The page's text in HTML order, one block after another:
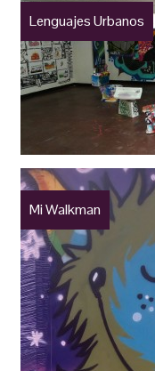
Lenguajes Urbanos
Mi Walkman